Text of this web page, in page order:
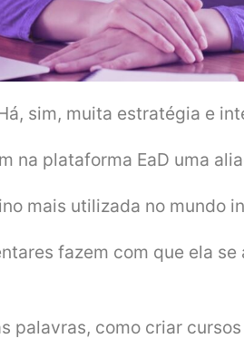
sim, muita estratégia e
na plataforma EaD uma
mais utilizada no mundo
fazem com que ela
palavras, como criar